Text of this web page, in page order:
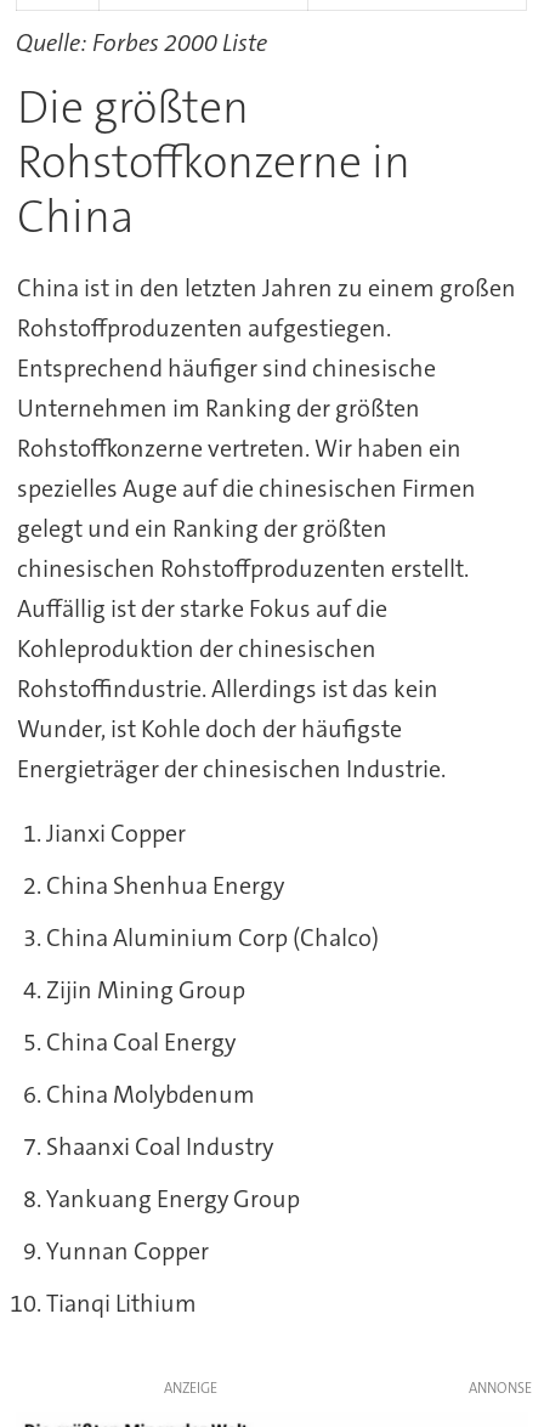
Quelle: Forbes 2000 Liste
Die größten
Rohstoffkonzerne in
China
China ist in den letzten Jahren zu einem großen
Rohstoffproduzenten aufgestiegen.
Entsprechend häufiger sind chinesische
Unternehmen im Ranking der größten
Rohstoffkonzerne vertreten. Wir haben ein
spezielles Auge auf die chinesischen Firmen
gelegt und ein Ranking der größten
chinesischen Rohstoffproduzenten erstellt.
Auffällig ist der starke Fokus auf die
Kohleproduktion der chinesischen
Rohstoffindustrie. Allerdings ist das kein
Wunder, ist Kohle doch der häufigste
Energieträger der chinesischen Industrie.
Jianxi Copper
China Shenhua Energy
China Aluminium Corp (Chalco)
Zijin Mining Group
China Coal Energy
China Molybdenum
Shaanxi Coal Industry
Yankuang Energy Group
Yunnan Copper
Tianqi Lithium
ANZEIGE